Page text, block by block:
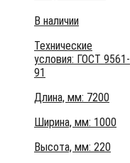
В наличии
Технические
условия: ГОСТ 9561-
91
Длина, мм: 7200
Ширина, мм: 1000
Высота, мм: 220